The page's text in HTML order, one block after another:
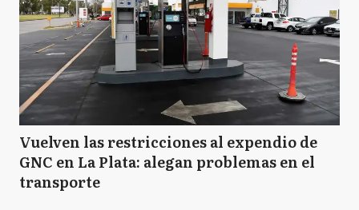
Vuelven las restricciones al expendio de
GNC en La Plata: alegan problemas en el
transporte